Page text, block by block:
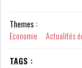
Themes :
Economie
Actualités
TAGS :